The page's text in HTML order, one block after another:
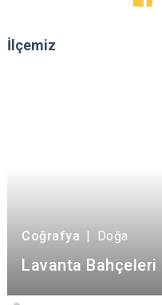
İlçemiz
Coğrafya | Doğa
Lavanta Bahçeleri